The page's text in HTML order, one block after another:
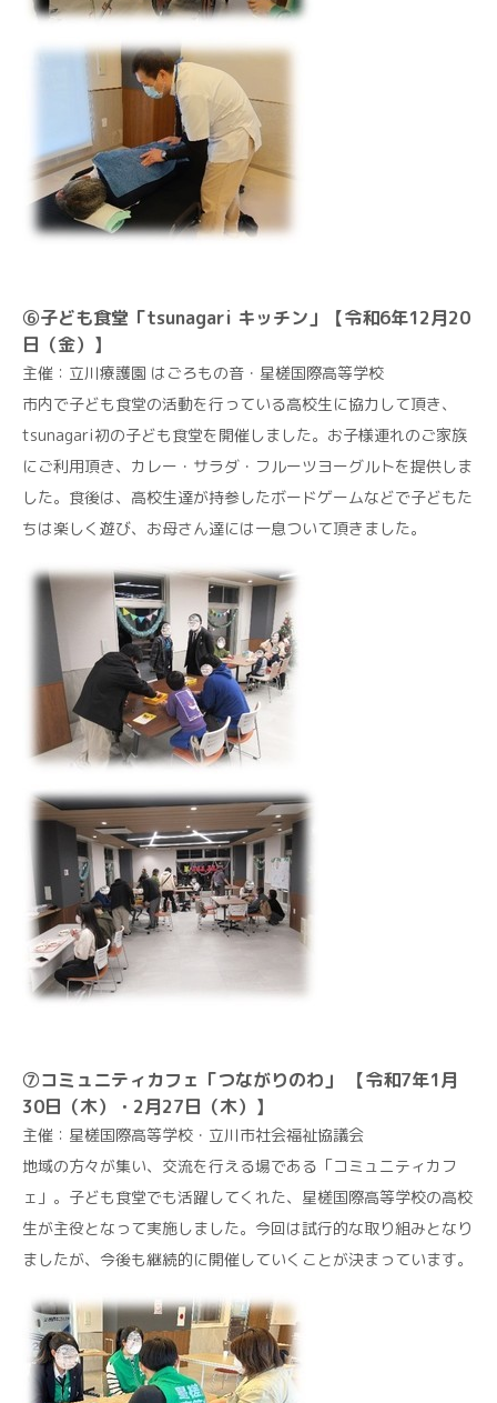
⑥子ども食堂「tsunagari キッチン」【令和6年12月20
日（金）】
主催：立川療護園 はごろもの音・星槎国際高等学校
市内で子ども食堂の活動を行っている高校生に協力して頂き、
tsunagari初の子ども食堂を開催しました。お子様連れのご家族
にご利用頂き、カレー・サラダ・フルーツヨーグルトを提供しま
した。食後は、高校生達が持参したボードゲームなどで子どもた
ちは楽しく遊び、お母さん達には一息ついて頂きました。
⑦コミュニティカフェ「つながりのわ」 【令和7年1月
30日（木）・2月27日（木）】
主催：星槎国際高等学校・立川市社会福祉協議会
地域の方々が集い、交流を行える場である「コミュニティカフ
ェ」。子ども食堂でも活躍してくれた、星槎国際高等学校の高校
生が主役となって実施しました。今回は試行的な取り組みとなり
ましたが、今後も継続的に開催していくことが決まっています。